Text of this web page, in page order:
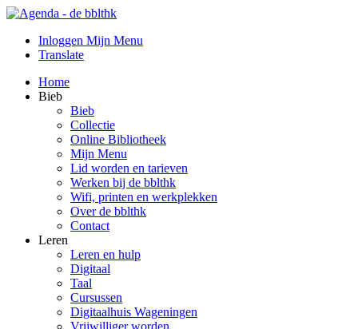
Inloggen Mijn Menu
Translate
Home
Bieb
Bieb
Collectie
Online Bibliotheek
Mijn Menu
Lid worden en tarieven
Werken bij de bblthk
Wifi, printen en werkplekken
Over de bblthk
Contact
Leren
Leren en hulp
Digitaal
Taal
Cursussen
Digitaalhuis Wageningen
Vrijwilliger worden